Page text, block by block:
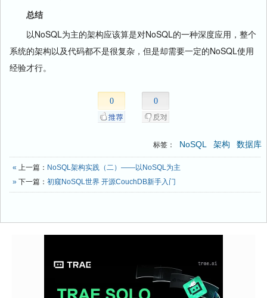
总结
以NoSQL为主的架构应该算是对NoSQL的一种深度应用，整个
系统的架构以及代码都不是很复杂，但是却需要一定的NoSQL使用
经验才行。
0 0
标签： NoSQL 架构 数据库
« 上一篇： NoSQL架构实践（二）——以NoSQL为主
» 下一篇： 初窥NoSQL世界 开源CouchDB新手入门